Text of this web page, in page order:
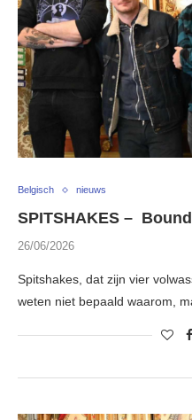
Belgisch nieuws
SPITSHAKES –
26/06/2026
Spitshakes, dat zijn vier
weten niet bepaald waarom,